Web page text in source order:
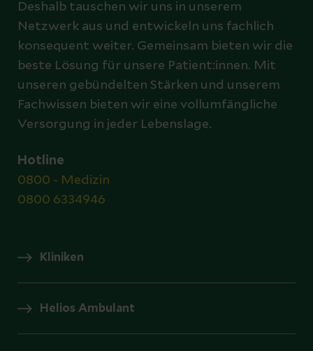
Deshalb tauschen wir uns in unserem
Netzwerk aus und entwickeln uns fachlich
konsequent weiter. Gemeinsam bieten wir die
beste Lösung für unsere Patient:innen. Mit
unseren gebündelten Stärken und unserem
Fachwissen bieten wir eine vollumfängliche
Versorgung in jeder Lebenslage.
Hotline
0800 - Medizin
0800 6334946
Kliniken
Helios Ambulant